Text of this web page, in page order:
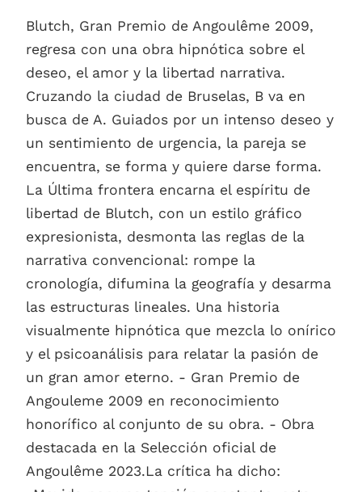
Blutch, Gran Premio de Angoulême 2009,
regresa con una obra hipnótica sobre el
deseo, el amor y la libertad narrativa.
Cruzando la ciudad de Bruselas, B va en
busca de A. Guiados por un intenso deseo y
un sentimiento de urgencia, la pareja se
encuentra, se forma y quiere darse forma.
La Última frontera encarna el espíritu de
libertad de Blutch, con un estilo gráfico
expresionista, desmonta las reglas de la
narrativa convencional: rompe la
cronología, difumina la geografía y desarma
las estructuras lineales. Una historia
visualmente hipnótica que mezcla lo onírico
y el psicoanálisis para relatar la pasión de
un gran amor eterno. - Gran Premio de
Angouleme 2009 en reconocimiento
honorífico al conjunto de su obra. - Obra
destacada en la Selección oficial de
Angoulême 2023.La crítica ha dicho: